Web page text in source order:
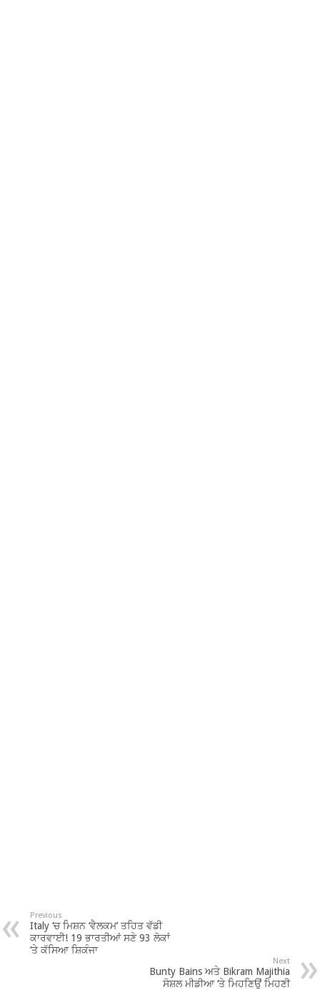
Previous
Italy ‘ਚ ਮਿਸ਼ਨ ‘ਵੈਲਕਮ’ ਤਹਿਤ ਵੱਡੀ
ਕਾਰਵਾਈ! 19 ਭਾਰਤੀਆਂ ਸਣੇ 93 ਲੋਕਾਂ
‘ਤੇ ਕੱਸਿਆ ਸ਼ਿਕੰਜਾ
Next
Bunty Bains ਅਤੇ Bikram Majithia
ਸੋਸ਼ਲ ਮੀਡੀਆ ‘ਤੇ ਮਿਹਣਿਉਂ ਮਿਹਣੀ